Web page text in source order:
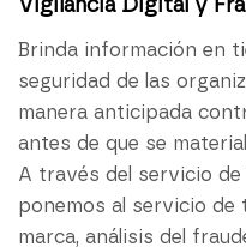
Vigilancia Digital y
Brinda información en
seguridad de las
manera anticipada
antes de que se
A través del servicio de
ponemos al servicio de
marca, análisis del